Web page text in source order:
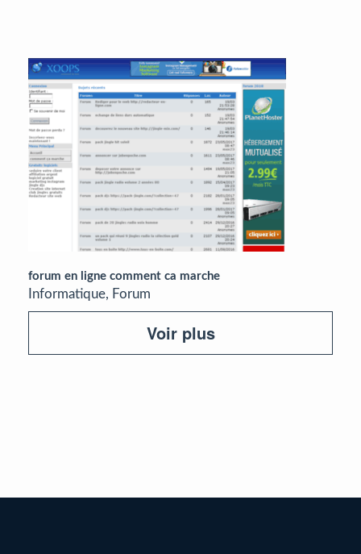
forum en ligne comment ca marche
Informatique, Forum
Voir plus